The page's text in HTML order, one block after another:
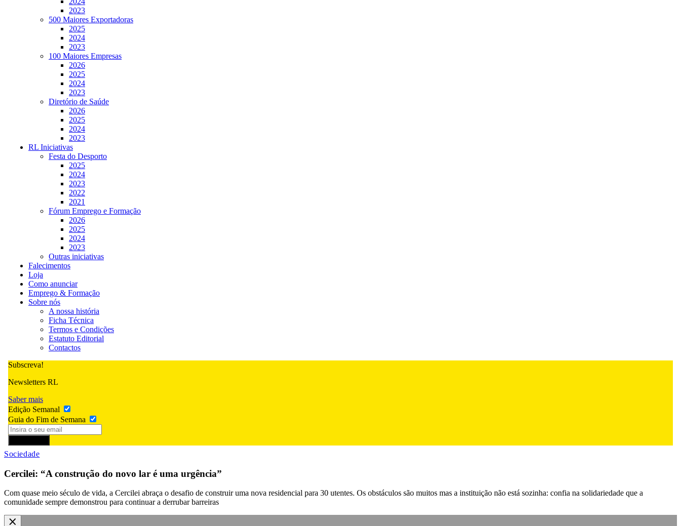
2023
500 Maiores Exportadoras
2025
2024
2023
100 Maiores Empresas
2026
2025
2024
2023
Diretório de Saúde
2026
2025
2024
2023
RL Iniciativas
Festa do Desporto
2025
2024
2023
2022
2021
Fórum Emprego e Formação
2026
2025
2024
2023
Outras iniciativas
Falecimentos
Loja
Como anunciar
Emprego & Formação
Sobre nós
A nossa história
Ficha Técnica
Termos e Condições
Estatuto Editorial
Contactos
Subscreva!
Newsletters RL
Saber mais
Edição Semanal
Guia do Fim de Semana
Sociedade
Cercilei: “A construção do novo lar é uma urgência”
Com quase meio século de vida, a Cercilei abraça o desafio de construir uma nova residencial para 30 utentes. Os obstáculos são muitos mas a instituição não está sozinha: confia na solidariedade que a
comunidade sempre demonstrou para continuar a derrubar barreiras